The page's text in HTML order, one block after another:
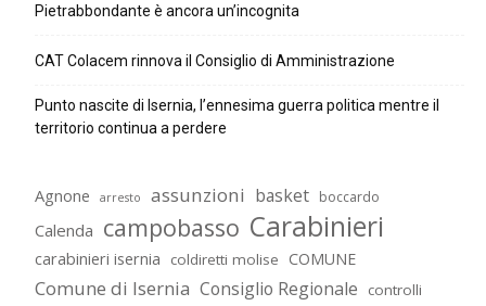
Pietrabbondante è ancora un’incognita
CAT Colacem rinnova il Consiglio di Amministrazione
Punto nascite di Isernia, l’ennesima guerra politica mentre il
territorio continua a perdere
Agnone arresto assunzioni basket boccardo
Calenda campobasso Carabinieri
carabinieri isernia coldiretti molise COMUNE
Comune di Isernia Consiglio Regionale controlli